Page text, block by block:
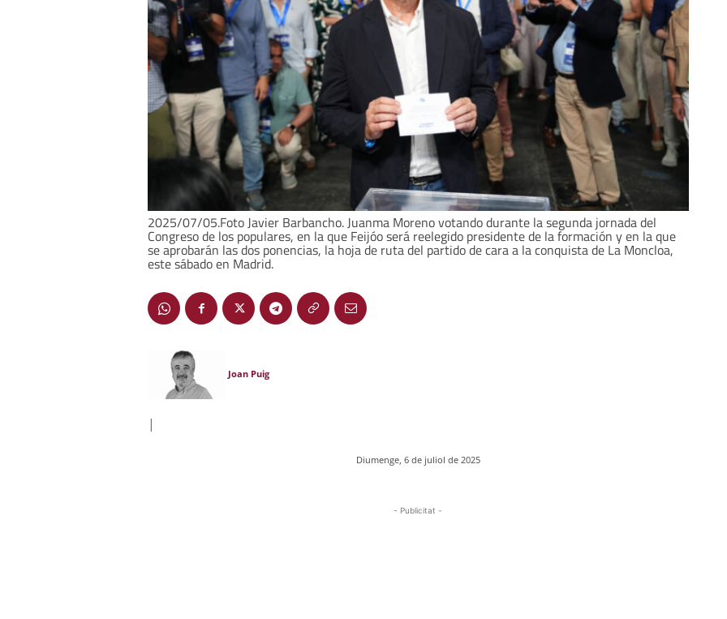
2025/07/05.Foto Javier Barbancho. Juanma Moreno votando durante la segunda jornada del
Congreso de los populares, en la que Feijóo será reelegido presidente de la formación y en la que
se aprobarán las dos ponencias, la hoja de ruta del partido de cara a la conquista de La Moncloa,
este sábado en Madrid.
Joan Puig
|
Diumenge, 6 de juliol de 2025
- Publicitat -